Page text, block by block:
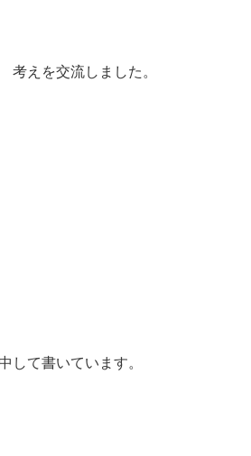
えを交流しました。
して書いています。